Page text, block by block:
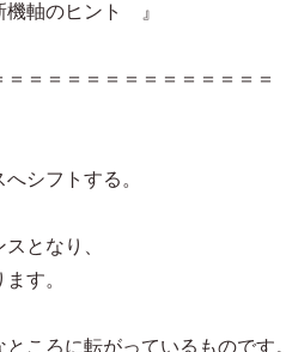
軸のヒント 』
＝＝＝＝＝＝＝＝＝＝＝＝＝
シフトする。
となり、
す。
ころに転がっているものです。